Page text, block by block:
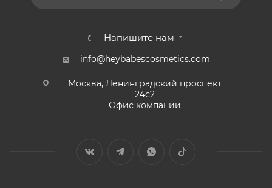
Напишите нам
info@heybabescosmetics.com
Москва, Ленинградский проспект
24с2
Офис компании